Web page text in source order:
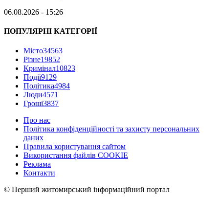
06.08.2026 - 15:26
ПОПУЛЯРНІ КАТЕГОРІЇ
Місто34563
Різне19852
Кримінал10823
Події9129
Політика4984
Люди4571
Гроші3837
Про нас
Політика конфіденційності та захисту персональних
даних
Правила користування сайтом
Використання файлів COOKIE
Реклама
Контакти
© Перший житомирський інформаційний портал